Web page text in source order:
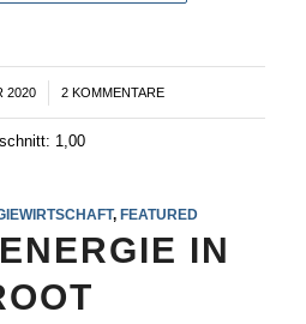
2020 2 KOMMENTARE
1,00
, FEATURED
IN